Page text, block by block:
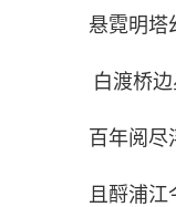
悬霓明塔
白渡桥
百年阅尽
且酹浦江